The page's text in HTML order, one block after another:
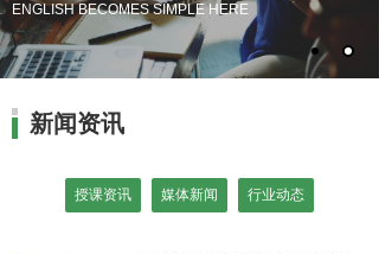
ENGLISH BECOMES SIMPLE HERE
新闻资讯
授课资讯 媒体新闻 行业动态